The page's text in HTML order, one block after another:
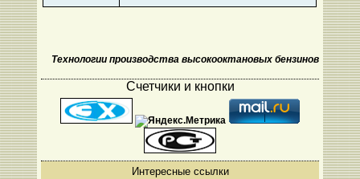
Технологии производства высокооктановых бензинов
Счетчики и кнопки
Интересные ссылки